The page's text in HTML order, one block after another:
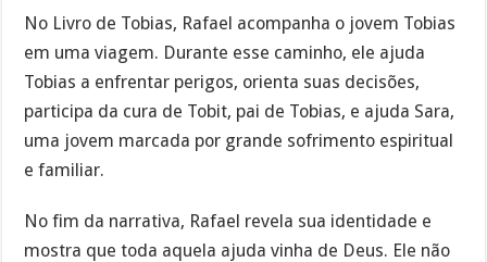
No Livro de Tobias, Rafael acompanha o jovem Tobias
em uma viagem. Durante esse caminho, ele ajuda
Tobias a enfrentar perigos, orienta suas decisões,
participa da cura de Tobit, pai de Tobias, e ajuda Sara,
uma jovem marcada por grande sofrimento espiritual
e familiar.
No fim da narrativa, Rafael revela sua identidade e
mostra que toda aquela ajuda vinha de Deus. Ele não